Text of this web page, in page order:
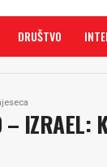
DRUŠTVO
– IZRAEL: